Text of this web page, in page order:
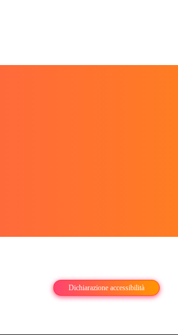
Dichiarazione accessibilità